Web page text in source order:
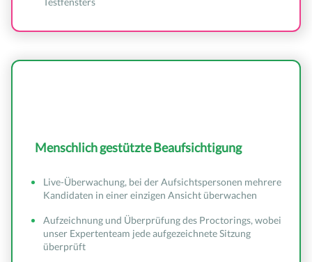
Menschlich gestützte Beaufsichtigung
Live-Überwachung, bei der Aufsichtspersonen mehrere
Kandidaten in einer einzigen Ansicht überwachen
Aufzeichnung und Überprüfung des Proctorings, wobei
unser Expertenteam jede aufgezeichnete Sitzung
überprüft